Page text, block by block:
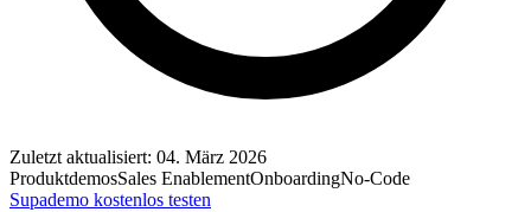
Zuletzt aktualisiert: 04. März 2026
ProduktdemosSales EnablementOnboardingNo-Code
Supademo kostenlos testen